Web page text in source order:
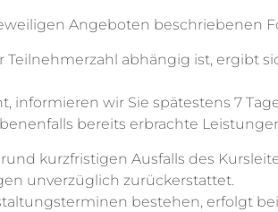
Angeboten beschriebenen
abhängig ist, ergibt
wir Sie spätestens 7
bereits erbrachte
kurzfristigen Ausfalls des
unverzüglich zurückerstattet.
bestehen, erfolgt